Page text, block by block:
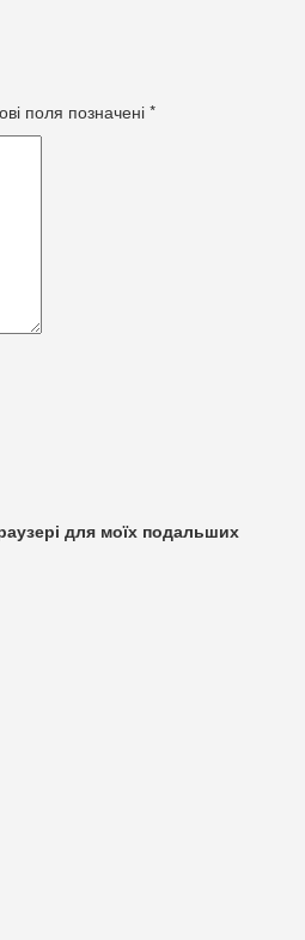
поля позначені*
для моїх подальших